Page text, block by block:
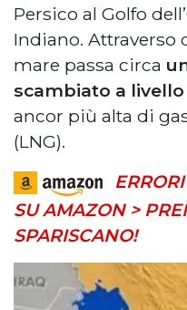
Persico al Golfo
Indiano. Attraverso
mare passa circa
scambiato a
ancor più alta di
(LNG).
SU AMAZON >
SPARISCANO!